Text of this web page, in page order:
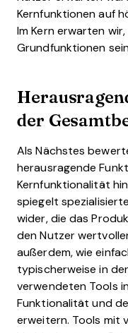
Kernfunktionen auf
Im Kern erwarten
Grundfunktionen
der
Als Nächstes
herausragende
Kernfunktionalität
spiegelt
wider, die das
den Nutzer
außerdem, wie
typischerweise in
verwendeten Tools
Funktionalität und
erweitern. Tools mit